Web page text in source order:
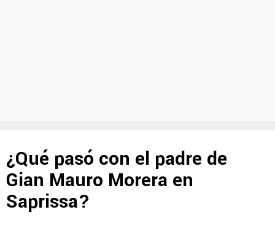
¿Qué pasó con el padre de
Gian Mauro Morera en
Saprissa?